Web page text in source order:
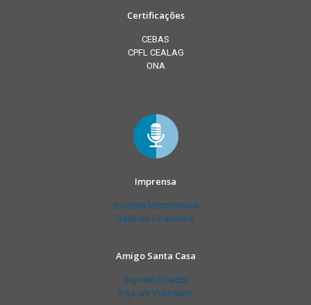
Certificações
CEBAS
CPFL CEALAG
ONA
Imprensa
Boletins Informativos
Balanço Financeiro
Amigo Santa Casa
Seja um Doador
Seja um Voluntário